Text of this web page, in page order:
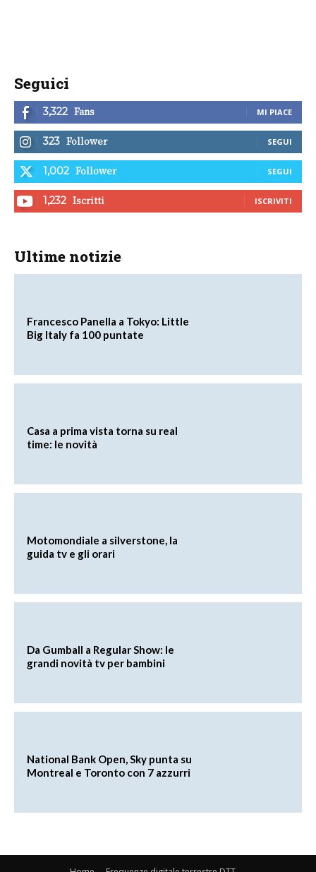
Seguici
3,322 Fans MI PIACE
323 Follower SEGUI
1,002 Follower SEGUI
1,232 Iscritti ISCRIVITI
Ultime notizie
Francesco Panella a Tokyo: Little
Big Italy fa 100 puntate
Casa a prima vista torna su real
time: le novità
Motomondiale a silverstone, la
guida tv e gli orari
Da Gumball a Regular Show: le
grandi novità tv per bambini
National Bank Open, Sky punta su
Montreal e Toronto con 7 azzurri